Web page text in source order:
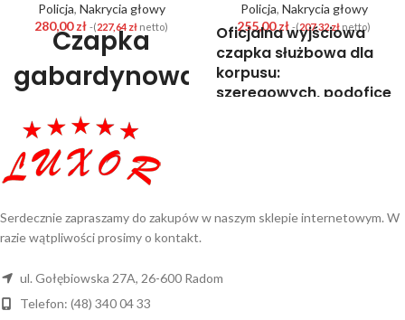
Policja, Nakrycia głowy
280,00zł -(227,64 zł netto)
Czapka
gabardynowa
podoficera
(nowy wzór)
Policja-
sierżant
sztabowy
UWAGA ! Art. 227. Kto, podając się
za funkcjonariusza publicznego
Policja, Nakrycia głowy
255,00zł -(207,32zł netto)
Oficjalna wyjściowa
czapka służbowa dla
korpusu:
szeregowych,
służbowego, wykonany według
Serdecznie zapraszamy do zakupów w naszym sklepie internetowym. W
razie wątpliwości prosimy o kontakt.
ul. Gołębiowska 27A, 26-600 Radom
Telefon: (48) 340 04 33